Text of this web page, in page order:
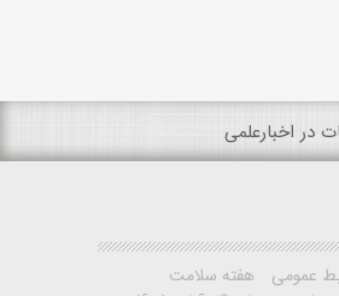
در اخبارعلمی
عمومی
هفته سلامت